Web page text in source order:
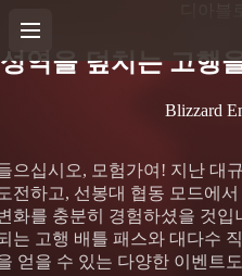
디아블
성역을 덮치는 고행
Blizzard
으십시오, 모험가여! 지난 대
전하고, 선봉대 협동 모드에
화를 충분히 경험하셨을 것
는 고행 배틀 패스와 대다수
얻을 수 있는 다양한 이벤트